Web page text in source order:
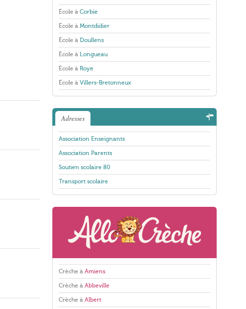
École à Corbie
École à Montdidier
École à Doullens
École à Longueau
École à Roye
École à Villers-Bretonneux
Adresses
Association Enseignants
Association Parents
Soutien scolaire 80
Transport scolaire
Crèche à Amiens
Crèche à Abbeville
Crèche à Albert